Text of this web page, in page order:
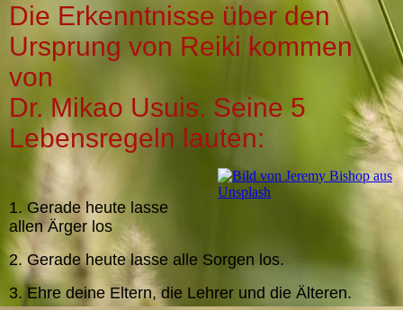
Die Erkenntnisse über den
Ursprung von Reiki kommen
von
Dr. Mikao Usuis. Seine 5
Lebensregeln lauten:
1. Gerade heute lasse
allen Ärger los
2. Gerade heute lasse alle Sorgen los.
3. Ehre deine Eltern, die Lehrer und die Älteren.